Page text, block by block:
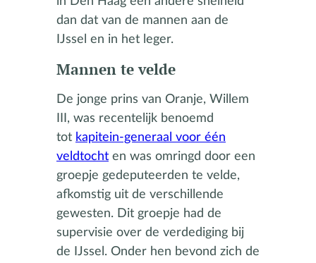
dan dat van de mannen aan de
IJssel en in het leger.
Mannen te velde
De jonge prins van Oranje, Willem
III, was recentelijk benoemd
tot kapitein-generaal voor één
veldtocht en was omringd door een
groepje gedeputeerden te velde,
afkomstig uit de verschillende
gewesten. Dit groepje had de
supervisie over de verdediging bij
de IJssel. Onder hen bevond zich de